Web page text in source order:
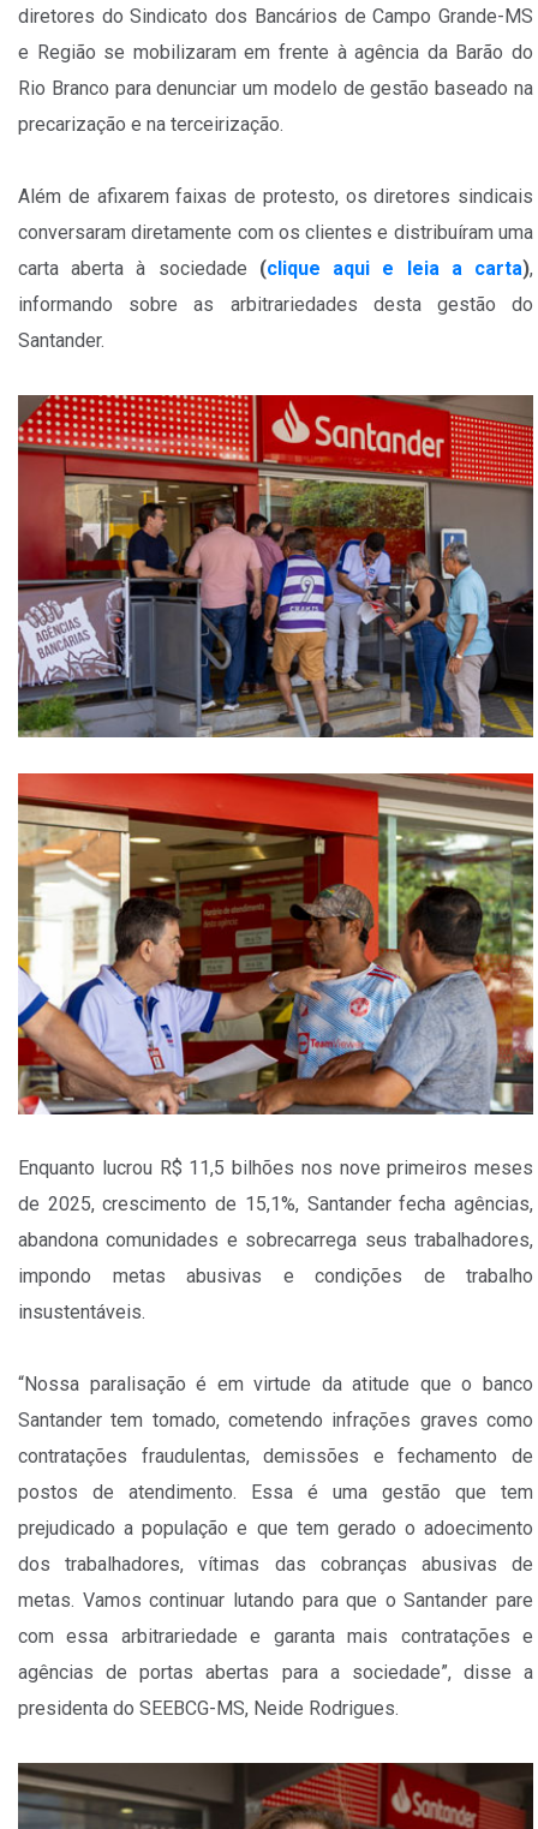
diretores do Sindicato dos Bancários de Campo Grande-MS
e Região se mobilizaram em frente à agência da Barão do
Rio Branco para denunciar um modelo de gestão baseado na
precarização e na terceirização.
Além de afixarem faixas de protesto, os diretores sindicais
conversaram diretamente com os clientes e distribuíram uma
carta aberta à sociedade (clique aqui e leia a carta),
informando sobre as arbitrariedades desta gestão do
Santander.
Enquanto lucrou R$ 11,5 bilhões nos nove primeiros meses
de 2025, crescimento de 15,1%, Santander fecha agências,
abandona comunidades e sobrecarrega seus trabalhadores,
impondo metas abusivas e condições de trabalho
insustentáveis.
“Nossa paralisação é em virtude da atitude que o banco
Santander tem tomado, cometendo infrações graves como
contratações fraudulentas, demissões e fechamento de
postos de atendimento. Essa é uma gestão que tem
prejudicado a população e que tem gerado o adoecimento
dos trabalhadores, vítimas das cobranças abusivas de
metas. Vamos continuar lutando para que o Santander pare
com essa arbitrariedade e garanta mais contratações e
agências de portas abertas para a sociedade”, disse a
presidenta do SEEBCG-MS, Neide Rodrigues.